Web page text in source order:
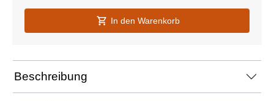
In den Warenkorb
Beschreibung